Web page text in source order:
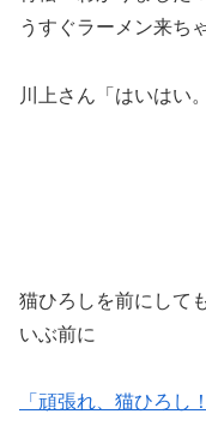
うすぐラーメン来ち
川上さん「はいはい
猫ひろしを前にして
いぶ前に
「頑張れ、猫ひろし！